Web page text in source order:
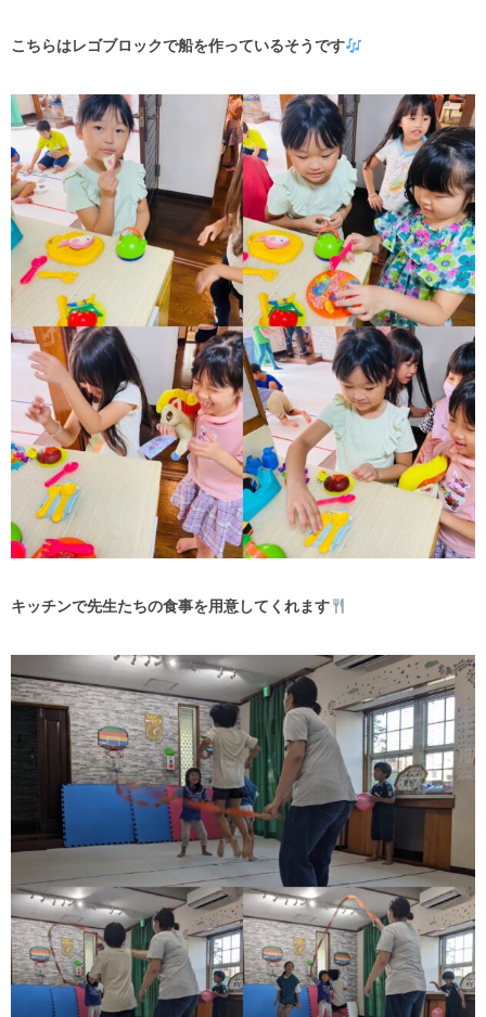
こちらはレゴブロックで船を作っているそうです
キッチンで先生たちの食事を用意してくれます